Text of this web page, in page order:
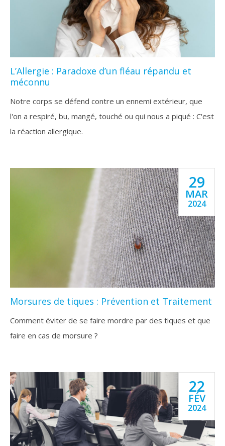
L’Allergie : Paradoxe d’un fléau répandu et
méconnu
Notre corps se défend contre un ennemi extérieur, que
l'on a respiré, bu, mangé, touché ou qui nous a piqué : C'est
la réaction allergique.
29
MAR
2024
Morsures de tiques : Prévention et Traitement
Comment éviter de se faire mordre par des tiques et que
faire en cas de morsure ?
22
FÉV
2024